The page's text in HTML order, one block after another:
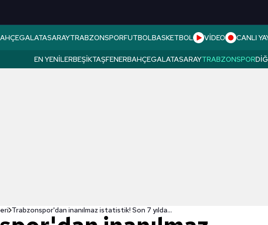
GALATASARAYTRABZONSPORFUTBOLBASKETBOL VİDEO CANLI
EN YENILERBEŞIKTAŞFENERBAHÇEGALATASARAYTRABZONSPOR
Trabzonspor'dan inanılmaz istatistik! Son 7 yılda...